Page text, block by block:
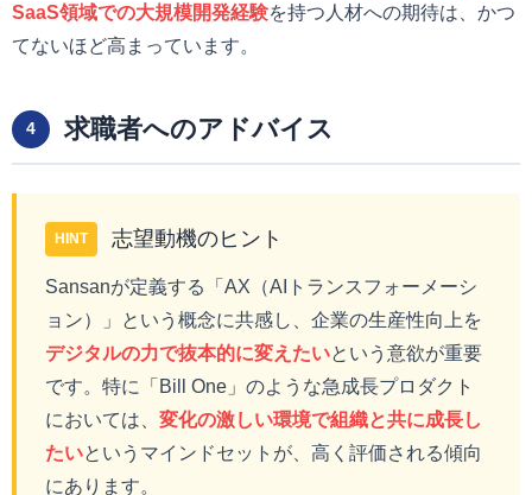
SaaS領域での大規模開発経験を持つ人材への期待は、かつ
てないほど高まっています。
4 求職者へのアドバイス
HINT 志望動機のヒント
Sansanが定義する「AX（AIトランスフォーメーシ
ョン）」という概念に共感し、企業の生産性向上を
デジタルの力で抜本的に変えたいという意欲が重要
です。特に「Bill One」のような急成長プロダクト
においては、 変化の激しい環境で組織と共に成長し
たいというマインドセットが、高く評価される傾向
にあります。